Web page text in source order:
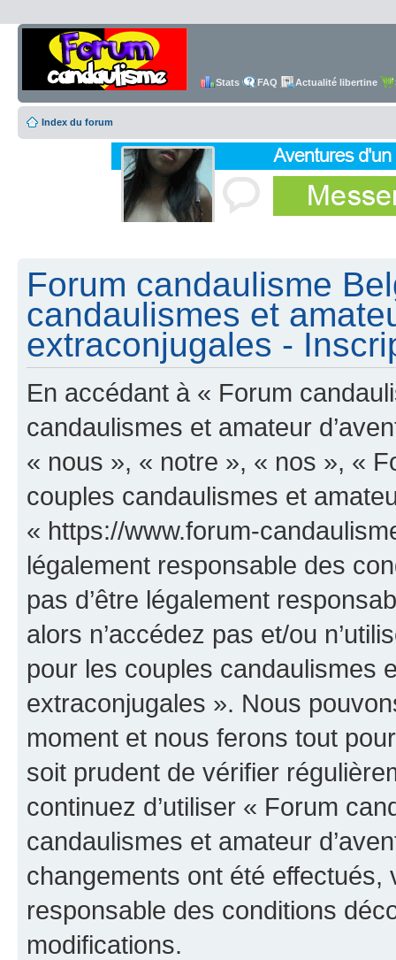
Stats FAQ Actualité libertine
Index du forum
Forum candaulisme
candaulismes et
extraconjugales -
En accédant à « Forum
candaulismes et amateur
« nous », « notre », « nos », «
couples candaulismes et
« https://www.forum-
légalement responsable des
pas d’être légalement
alors n’accédez pas et/ou
pour les couples candaulismes
extraconjugales ». Nous
moment et nous ferons tout
soit prudent de vérifier
continuez d’utiliser « Forum
candaulismes et amateur
changements ont été effectués,
responsable des conditions
modifications.